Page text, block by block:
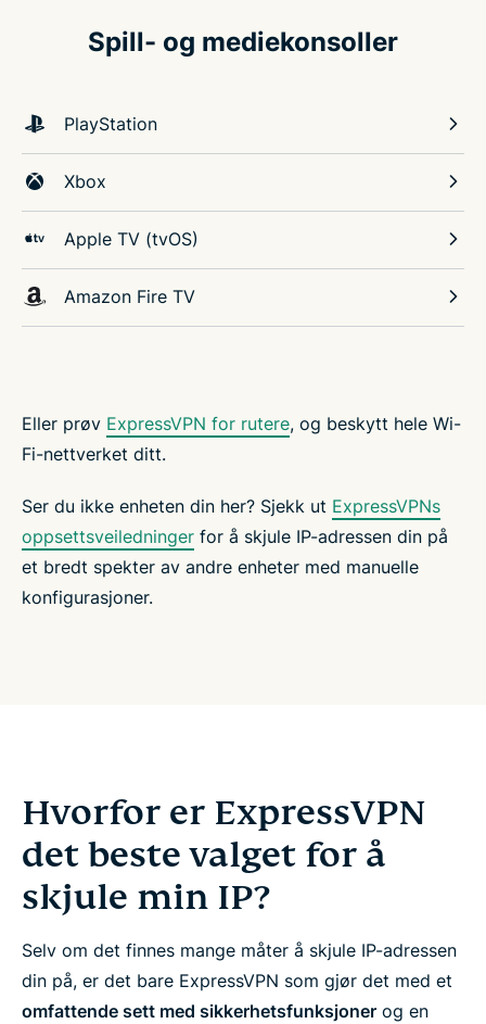
Spill- og mediekonsoller
PlayStation
Xbox
Apple TV (tvOS)
Amazon Fire TV
Eller prøv ExpressVPN for rutere, og beskytt hele Wi-
Fi-nettverket ditt.
Ser du ikke enheten din her? Sjekk ut ExpressVPNs
oppsettsveiledninger for å skjule IP-adressen din på
et bredt spekter av andre enheter med manuelle
konfigurasjoner.
Hvorfor er ExpressVPN
det beste valget for å
skjule min IP?
Selv om det finnes mange måter å skjule IP-adressen
din på, er det bare ExpressVPN som gjør det med et
omfattende sett med sikkerhetsfunksjoner og en